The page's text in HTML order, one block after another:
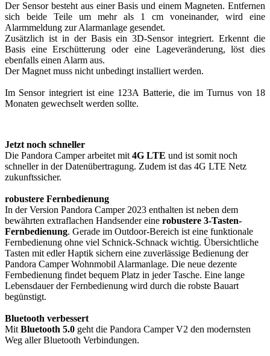
Der Sensor besteht aus einer Basis und einem Magneten. Entfernen
sich beide Teile um mehr als 1 cm voneinander, wird eine
Alarmmeldung zur Alarmanlage gesendet.
Zusätzlich ist in der Basis ein 3D-Sensor integriert. Erkennt die
Basis eine Erschütterung oder eine Lageveränderung, löst dies
ebenfalls einen Alarm aus.
Der Magnet muss nicht unbedingt installiert werden.
Im Sensor integriert ist eine 123A Batterie, die im Turnus von 18
Monaten gewechselt werden sollte.
Jetzt noch schneller
Die Pandora Camper arbeitet mit 4G LTE und ist somit noch
schneller in der Datenübertragung. Zudem ist das 4G LTE Netz
zukunftssicher.
robustere Fernbedienung
In der Version Pandora Camper 2023 enthalten ist neben dem
bewährten extraflachen Handsender eine robustere 3-Tasten-
Fernbedienung. Gerade im Outdoor-Bereich ist eine funktionale
Fernbedienung ohne viel Schnick-Schnack wichtig. Übersichtliche
Tasten mit edler Haptik sichern eine zuverlässige Bedienung der
Pandora Camper Wohnmobil Alarmanlage. Die neue dezente
Fernbedienung findet bequem Platz in jeder Tasche. Eine lange
Lebensdauer der Fernbedienung wird durch die robste Bauart
begünstigt.
Bluetooth verbessert
Mit Bluetooth 5.0 geht die Pandora Camper V2 den modernsten
Weg aller Bluetooth Verbindungen.